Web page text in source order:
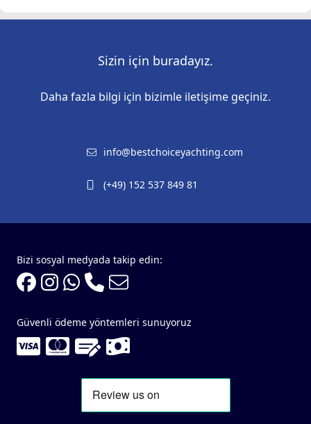
Sizin için buradayız.
Daha fazla bilgi için bizimle iletişime geçiniz.
info@bestchoiceyachting.com
(+49) 152 537 849 81
Bizi sosyal medyada takip edin:
Güvenli ödeme yöntemleri sunuyoruz